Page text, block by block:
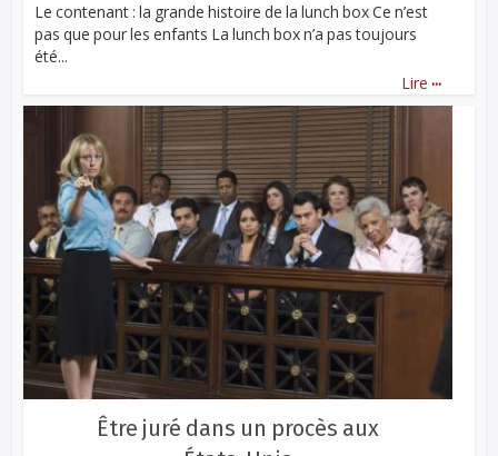
Le contenant : la grande histoire de la lunch box Ce n’est
pas que pour les enfants La lunch box n’a pas toujours
été...
Lire ...
Être juré dans un procès aux